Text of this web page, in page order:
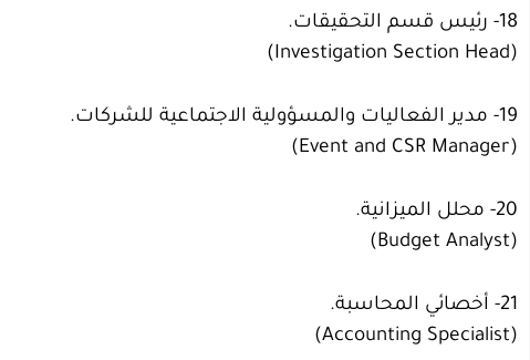
18- رئيس قسم التحقيقات.
(Investigation Section Head)
19- مدير الفعاليات والمسؤولية الاجتماعية للشركات.
(Event and CSR Manager)
20- محلل الميزانية.
(Budget Analyst)
21- أخصائي المحاسبة.
(Accounting Specialist)